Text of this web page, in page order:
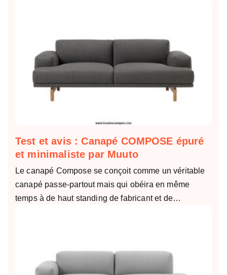
Test et avis : Canapé COMPOSE épuré
et minimaliste par Muuto
Le canapé Compose se conçoit comme un véritable
canapé passe-partout mais qui obéira en même
temps à de haut standing de fabricant et de…